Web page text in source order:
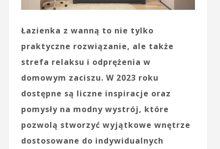
Łazienka z wanną to nie tylko
praktyczne rozwiązanie, ale także
strefa relaksu i odprężenia w
domowym zaciszu. W 2023 roku
dostępne są liczne inspiracje oraz
pomysły na modny wystrój, które
pozwolą stworzyć wyjątkowe wnętrze
dostosowane do indywidualnych